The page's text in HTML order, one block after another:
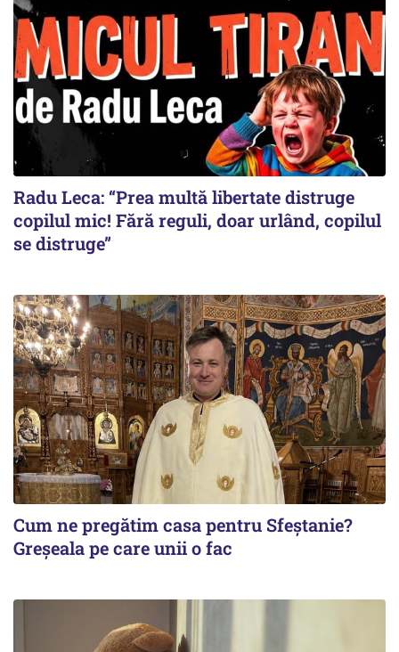
Radu Leca: “Prea multă libertate distruge
copilul mic! Fără reguli, doar urlând, copilul
se distruge”
Cum ne pregătim casa pentru Sfeștanie?
Greșeala pe care unii o fac